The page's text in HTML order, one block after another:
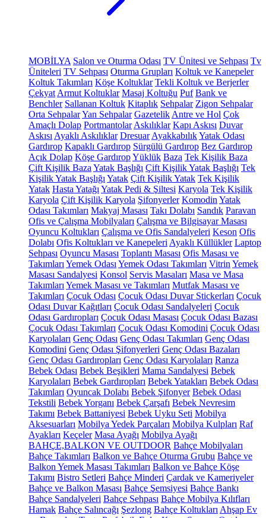
MOBİLYA Salon ve Oturma Odası TV Ünitesi ve Sehpası Tv
Üniteleri TV Sehpası Oturma Grupları Koltuk ve Kanepeler
Koltuk Takımları Köşe Koltuklar Tekli Koltuk ve Berjerler
Çekyat Armut Koltuklar Masaj Koltuğu Puf Bank ve
Benchler Sallanan Koltuk Kitaplık Sehpalar Zigon Sehpalar
Orta SehpalarYan Sehpalar Gazetelik Antre ve Hol Çok
Amaçlı Dolap Portmantolar Askılıklar Kapı Askısı Duvar
Askısı Ayaklı Askılıklar Dresuar AyakkabılıkYatak Odası
Gardırop Kapaklı Gardırop Sürgülü Gardırop Bez Gardırop
Açık Dolap Köşe GardıropYüklük Baza Tek Kişilik Baza
Çift Kişilik Baza Yatak Başlığı Çift Kişilik Yatak Başlığı Tek
Kişilik Yatak Başlığı Yatak Çift Kişilik Yatak Tek Kişilik
Yatak Hasta Yatağı Yatak Pedi & Şiltesi Karyola Tek Kişilik
Karyola Çift Kişilik Karyola Şifonyerler Komodin Yatak
Odası Takımları Makyaj Masası Takı Dolabı Sandık Paravan
Ofis ve Çalışma Mobilyaları Çalışma ve Bilgisayar Masası
Oyuncu Koltukları Çalışma ve Ofis Sandalyeleri Keson Ofis
Dolabı Ofis Koltukları ve Kanepeleri Ayaklı Küllükler Laptop
Sehpası Oyuncu Masası Toplantı Masası Ofis Masası ve
Takımları Yemek Odası Yemek Odası Takımları Vitrin Yemek
Masası Sandalyesi Konsol Servis Masaları Masa ve Masa
Takımları Yemek Masası ve Takımları Mutfak Masası ve
Takımları Çocuk Odası Çocuk Odası Duvar Stickerları Çocuk
Odası Duvar Kağıtları Çocuk Odası Sandalyeleri Çocuk
Odası Gardıropları Çocuk Odası Masası Çocuk Odası Bazası
Çocuk Odası Takımları Çocuk Odası Komodini Çocuk Odası
Karyolaları Genç Odası Genç Odası Takımları Genç Odası
Komodini Genç Odası Şifonyerleri Genç Odası Bazaları
Genç Odası Gardıropları Genç Odası Karyolaları Ranza
Bebek Odası Bebek Beşikleri Mama Sandalyesi Bebek
Karyolaları Bebek Gardıropları Bebek Yatakları Bebek Odası
Takımları Oyuncak Dolabı Bebek Şifonyer Bebek Odası
Tekstili Bebek Yorganı Bebek Çarşafı Bebek Nevresim
Takımı Bebek Battaniyesi Bebek Uyku Seti Mobilya
Aksesuarları Mobilya Yedek Parçaları Mobilya Kulpları Raf
Ayakları Keçeler Masa Ayağı Mobilya Ayağı
BAHÇE,BALKON VE OUTDOOR Bahçe Mobilyaları
Bahçe Takımları Balkon ve Bahçe Oturma Grubu Bahçe ve
Balkon Yemek Masası Takımları Balkon ve Bahçe Köşe
Takımı Bistro Setleri Bahçe Minderi Çardak ve Kameriyeler
Bahçe ve Balkon Masası Bahçe Şemsiyesi Bahçe Bankı
Bahçe Sandalyeleri Bahçe Sehpası Bahçe Mobilya Kılıfları
Hamak Bahçe Salıncağı Şezlong Bahçe Koltukları Ahşap Ev